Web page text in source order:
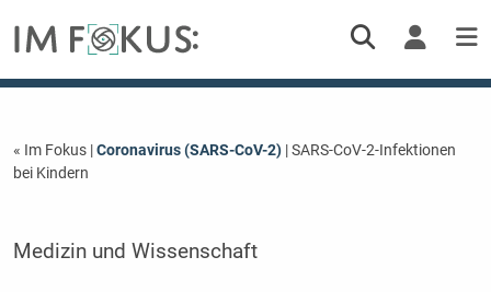
« Im Fokus |Coronavirus (SARS-CoV-2)| SARS-CoV-2-Infektionen
bei Kindern
Medizin und Wissenschaft